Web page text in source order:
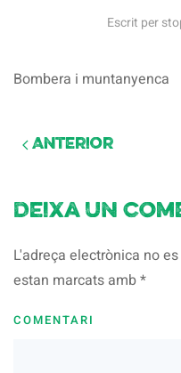
Escrit per
Bombera i muntanyenca
Anterior
Deixa un
L'adreça electrònica no
estan marcats amb*
COMENTARI